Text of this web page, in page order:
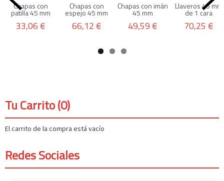
Tu Carrito (0)
El carrito de la compra está vacío
Redes Sociales
Chapas con
patilla 45 mm
33,06 €
Chapas con
espejo 45 mm
66,12 €
Chapas con imán
45 mm
49,59 €
Llaveros 45 mm
de 1 cara
70,25 €